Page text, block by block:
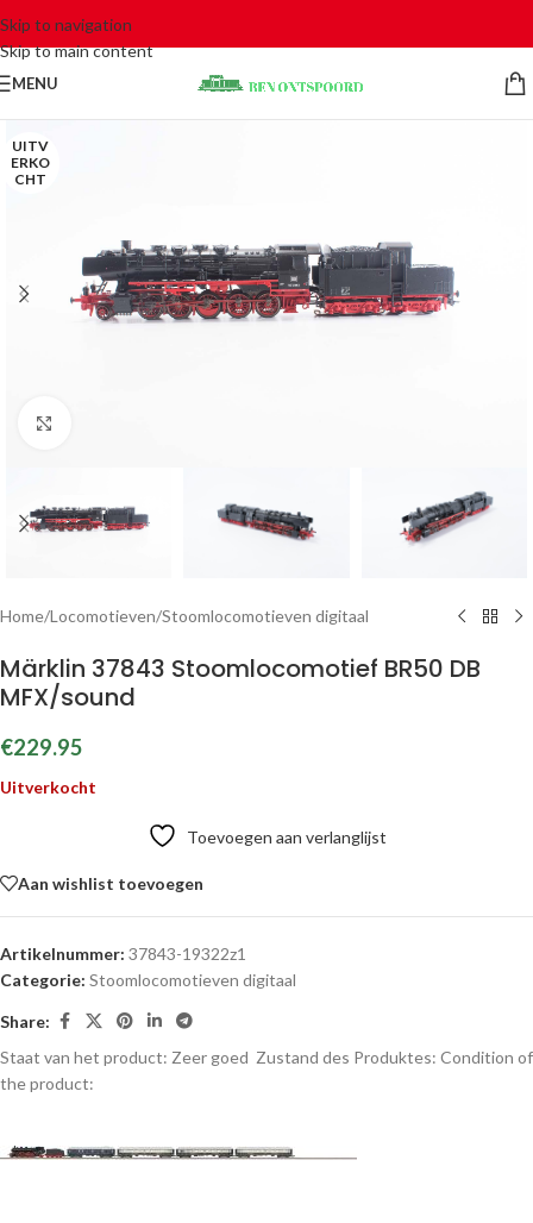
Skip to navigation
Skip to main content
MENU
UITV
ERKO
CHT
Home/Locomotieven/Stoomlocomotieven digitaal
Märklin 37843 Stoomlocomotief BR50 DB
MFX/sound
€229.95
Uitverkocht
Toevoegen aan verlanglijst
Aan wishlist toevoegen
Artikelnummer: 37843-19322z1
Categorie: Stoomlocomotieven digitaal
Share:
Staat van het product: Zeer goed Zustand des Produktes: Condition of
the product: